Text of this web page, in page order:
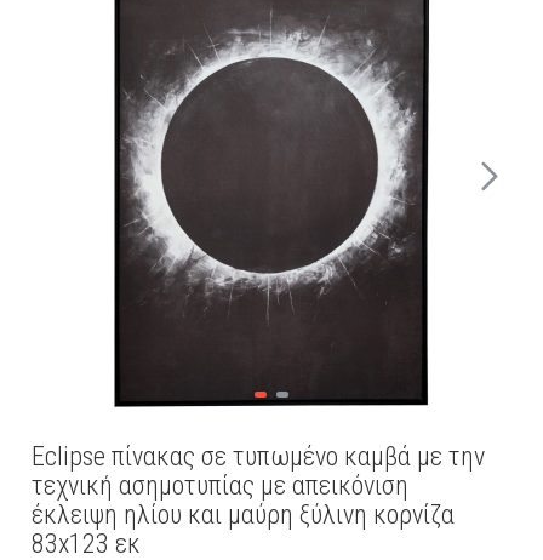
Eclipse πίνακας σε τυπωμένο καμβά με την
τεχνική ασημοτυπίας με απεικόνιση
έκλειψη ηλίου και μαύρη ξύλινη κορνίζα
83x123 εκ